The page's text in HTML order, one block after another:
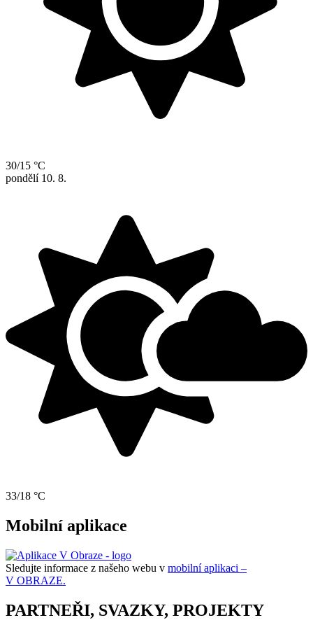
30/15 °C
pondělí 10. 8.
33/18 °C
Mobilní aplikace
Sledujte informace z našeho webu v mobilní aplikaci –
V OBRAZE.
PARTNEŘI, SVAZKY, PROJEKTY